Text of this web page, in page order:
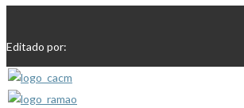
Editado por: